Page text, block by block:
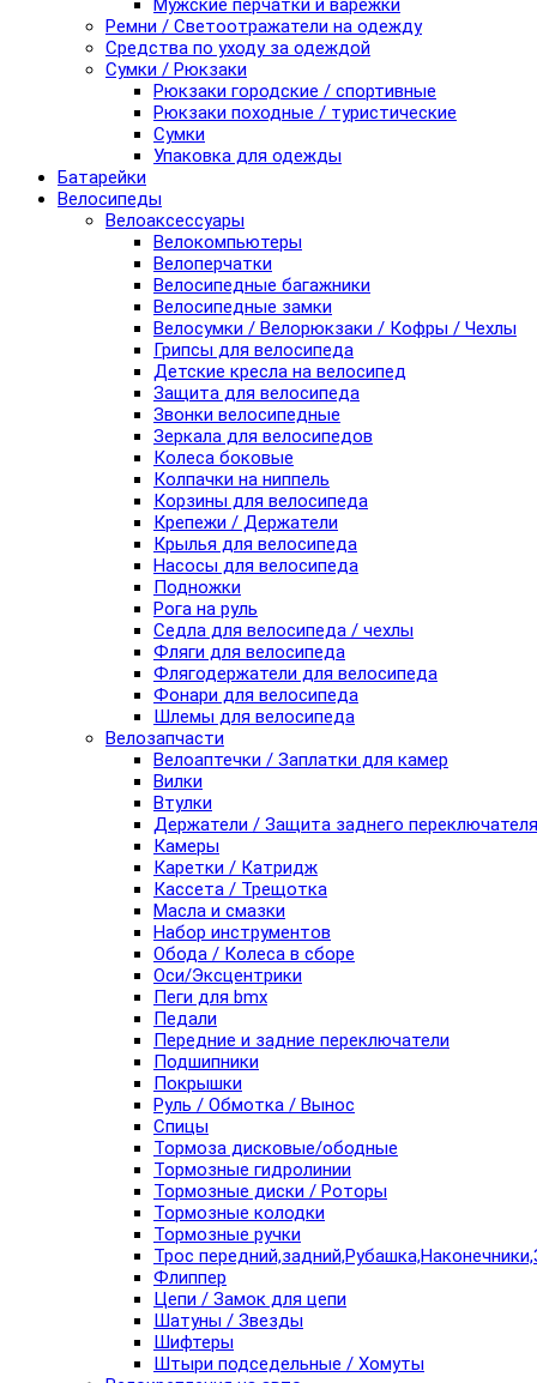
Мужские перчатки и варежки
Ремни / Светоотражатели на одежду
Средства по уходу за одеждой
Сумки / Рюкзаки
Рюкзаки городские / спортивные
Рюкзаки походные / туристические
Сумки
Упаковка для одежды
Батарейки
Велосипеды
Велоаксессуары
Велокомпьютеры
Велоперчатки
Велосипедные багажники
Велосипедные замки
Велосумки / Велорюкзаки / Кофры / Чехлы
Грипсы для велосипеда
Детские кресла на велосипед
Защита для велосипеда
Звонки велосипедные
Зеркала для велосипедов
Колеса боковые
Колпачки на ниппель
Корзины для велосипеда
Крепежи / Держатели
Крылья для велосипеда
Насосы для велосипеда
Подножки
Рога на руль
Седла для велосипеда / чехлы
Фляги для велосипеда
Флягодержатели для велосипеда
Фонари для велосипеда
Шлемы для велосипеда
Велозапчасти
Велоаптечки / Заплатки для камер
Вилки
Втулки
Держатели / Защита заднего переключателя
Камеры
Каретки / Катридж
Кассета / Трещотка
Масла и смазки
Набор инструментов
Обода / Колеса в сборе
Оси/Эксцентрики
Пеги для bmx
Педали
Передние и задние переключатели
Подшипники
Покрышки
Руль / Обмотка / Вынос
Спицы
Тормоза дисковые/ободные
Тормозные гидролинии
Тормозные диски / Роторы
Тормозные колодки
Тормозные ручки
Трос
Флиппер
Цепи / Замок для цепи
Шатуны / Звезды
Шифтеры
Штыри подседельные / Хомуты